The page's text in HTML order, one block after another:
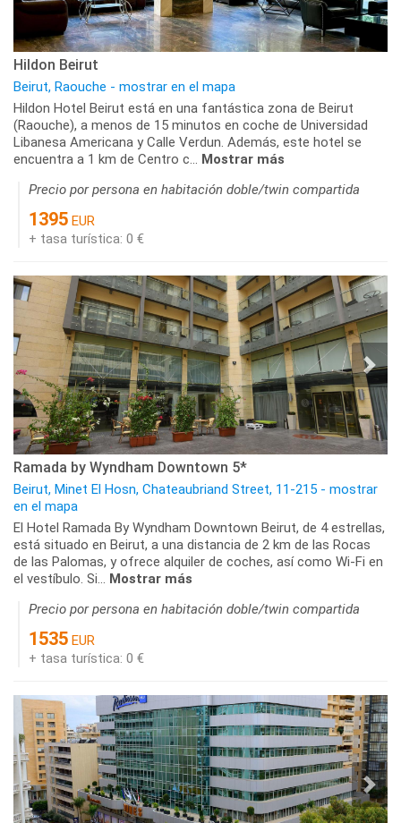
Hildon Beirut
Beirut, Raouche - mostrar en el mapa
Hildon Hotel Beirut está en una fantástica zona de Beirut
(Raouche), a menos de 15 minutos en coche de Universidad
Libanesa Americana y Calle Verdun. Además, este hotel se
encuentra a 1 km de Centro c... Mostrar más
Precio por persona en habitación doble/twin compartida
1395 EUR
+ tasa turística: 0 €
Ramada by Wyndham Downtown 5*
Beirut, Minet El Hosn, Chateaubriand Street, 11-215 - mostrar
en el mapa
El Hotel Ramada By Wyndham Downtown Beirut, de 4 estrellas,
está situado en Beirut, a una distancia de 2 km de las Rocas
de las Palomas, y ofrece alquiler de coches, así como Wi-Fi en
el vestíbulo. Si... Mostrar más
Precio por persona en habitación doble/twin compartida
1535 EUR
+ tasa turística: 0 €